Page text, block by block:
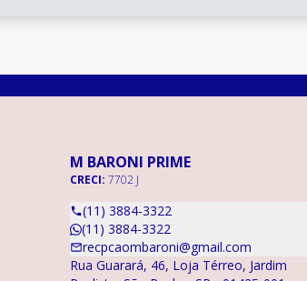
M BARONI PRIME
CRECI: 7702 J
(11) 3884-3322
(11) 3884-3322
recpcaombaroni@gmail.com
Rua Guarará, 46, Loja Térreo, Jardim